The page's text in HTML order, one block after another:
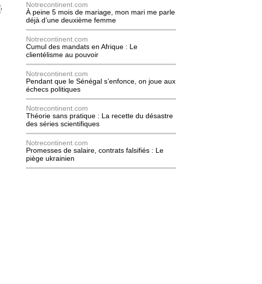
Notrecontinent.com
À peine 5 mois de mariage, mon mari me parle
déjà d’une deuxième femme
Notrecontinent.com
Cumul des mandats en Afrique : Le
clientélisme au pouvoir
Notrecontinent.com
Pendant que le Sénégal s’enfonce, on joue aux
échecs politiques
Notrecontinent.com
Théorie sans pratique : La recette du désastre
des séries scientifiques
Notrecontinent.com
Promesses de salaire, contrats falsifiés : Le
piège ukrainien